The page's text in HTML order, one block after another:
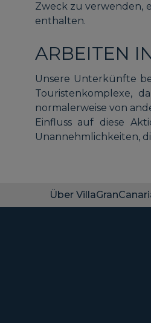
Zweck zu verwenden,
enthalten.
ARBEITEN
Unsere Unterkünfte
Touristenkomplexe,
normalerweise von
Einfluss auf diese
Unannehmlichkeiten,
Über